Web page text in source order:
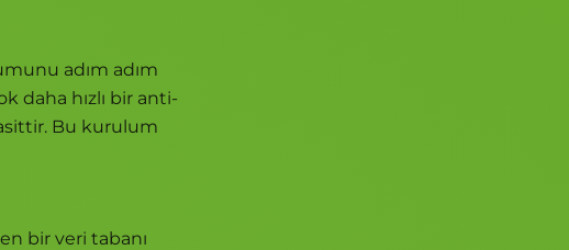
adım adım
daha hızlı bir anti-
Bu kurulum
bir veri tabanı